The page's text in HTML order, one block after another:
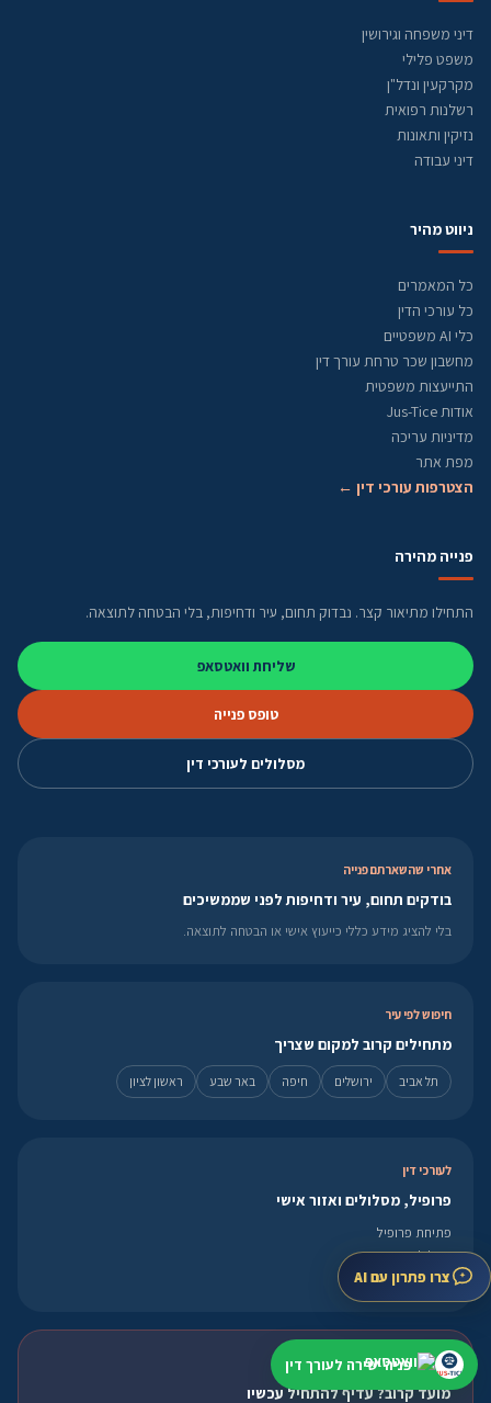
דיני משפחה וגירושין
משפט פלילי
מקרקעין ונדל"ן
רשלנות רפואית
נזיקין ותאונות
דיני עבודה
ניווט מהיר
כל המאמרים
כל עורכי הדין
כלי AI משפטיים
מחשבון שכר טרחת עורך דין
התייעצות משפטית
אודות Jus-Tice
מדיניות עריכה
מפת אתר
הצטרפות עורכי דין ←
פנייה מהירה
התחילו מתיאור קצר. נבדוק תחום, עיר ודחיפות, בלי הבטחה לתוצאה.
שליחת וואטסאפ
טופס פנייה
מסלולים לעורכי דין
אחרי שהשארתם פנייה
בודקים תחום, עיר ודחיפות לפני שממשיכים
בלי להציג מידע כללי כייעוץ אישי או הבטחה לתוצאה.
חיפוש לפי עיר
מתחילים קרוב למקום שצריך
תל אביב ירושלים חיפה באר שבע ראשון לציון
לעורכי דין
פרופיל, מסלולים ואזור אישי
פתיחת פרופיל
מסלולי הצטרפות
אזור אישי
פנייה מהירה
מועד קרוב? עדיף להתחיל עכשיו
צרו פתרון עם AI
פניה ישירה לעורך דין